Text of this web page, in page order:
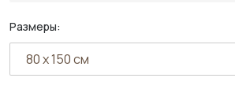
Размеры: